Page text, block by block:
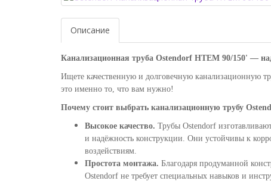
Описание
Канализационная труба Ostendorf HTEM 90/150' —
Ищете качественную и долговечную канализационную
это именно то, что вам нужно!
Почему стоит выбрать канализационную трубу
Высокое качество. Трубы Ostendorf
и надёжность конструкции. Они устойчивы к
воздействиям.
Простота монтажа. Благодаря продуманной
Ostendorf не требует специальных навыков и